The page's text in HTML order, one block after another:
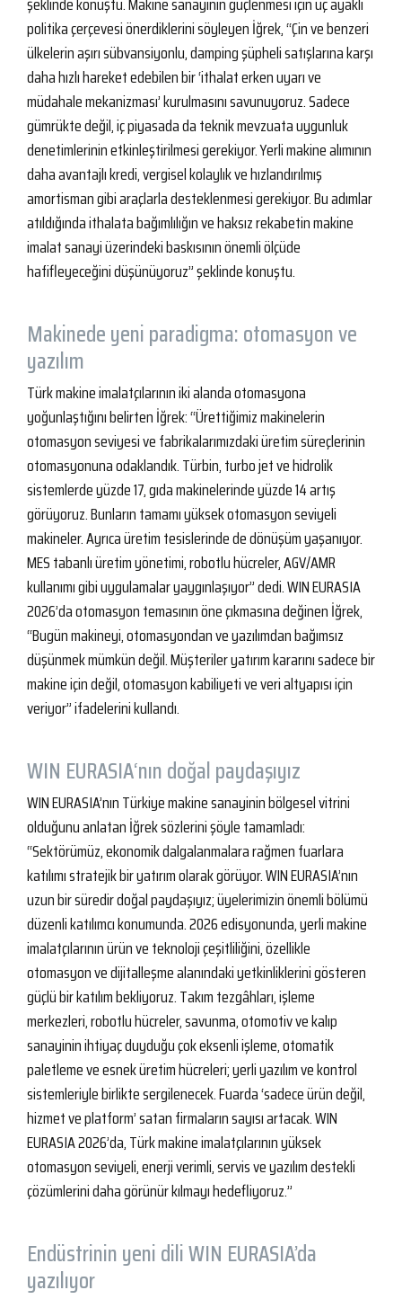
politika çerçevesi önerdiklerini söyleyen İğrek, “Çin ve benzeri
ülkelerin aşırı sübvansiyonlu, damping şüpheli satışlarına karşı
daha hızlı hareket edebilen bir ‘ithalat erken uyarı ve
müdahale mekanizması’ kurulmasını savunuyoruz. Sadece
gümrükte değil, iç piyasada da teknik mevzuata uygunluk
denetimlerinin etkinleştirilmesi gerekiyor. Yerli makine alımının
daha avantajlı kredi, vergisel kolaylık ve hızlandırılmış
amortisman gibi araçlarla desteklenmesi gerekiyor. Bu adımlar
atıldığında ithalata bağımlılığın ve haksız rekabetin makine
imalat sanayi üzerindeki baskısının önemli ölçüde
hafifleyeceğini düşünüyoruz” şeklinde konuştu.
Makinede yeni paradigma: otomasyon ve
yazılım
Türk makine imalatçılarının iki alanda otomasyona
yoğunlaştığını belirten İğrek: “Ürettiğimiz makinelerin
otomasyon seviyesi ve fabrikalarımızdaki üretim süreçlerinin
otomasyonuna odaklandık. Türbin, turbo jet ve hidrolik
sistemlerde yüzde 17, gıda makinelerinde yüzde 14 artış
görüyoruz. Bunların tamamı yüksek otomasyon seviyeli
makineler. Ayrıca üretim tesislerinde de dönüşüm yaşanıyor.
MES tabanlı üretim yönetimi, robotlu hücreler, AGV/AMR
kullanımı gibi uygulamalar yaygınlaşıyor” dedi. WIN EURASIA
2026’da otomasyon temasının öne çıkmasına değinen İğrek,
“Bugün makineyi, otomasyondan ve yazılımdan bağımsız
düşünmek mümkün değil. Müşteriler yatırım kararını sadece bir
makine için değil, otomasyon kabiliyeti ve veri altyapısı için
veriyor” ifadelerini kullandı.
WIN EURASIA‘nın doğal paydaşıyız
WIN EURASIA’nın Türkiye makine sanayinin bölgesel vitrini
olduğunu anlatan İğrek sözlerini şöyle tamamladı:
“Sektörümüz, ekonomik dalgalanmalara rağmen fuarlara
katılımı stratejik bir yatırım olarak görüyor. WIN EURASIA’nın
uzun bir süredir doğal paydaşıyız; üyelerimizin önemli bölümü
düzenli katılımcı konumunda. 2026 edisyonunda, yerli makine
imalatçılarının ürün ve teknoloji çeşitliliğini, özellikle
otomasyon ve dijitalleşme alanındaki yetkinliklerini gösteren
güçlü bir katılım bekliyoruz. Takım tezgâhları, işleme
merkezleri, robotlu hücreler, savunma, otomotiv ve kalıp
sanayinin ihtiyaç duyduğu çok eksenli işleme, otomatik
paletleme ve esnek üretim hücreleri; yerli yazılım ve kontrol
sistemleriyle birlikte sergilenecek. Fuarda ‘sadece ürün değil,
hizmet ve platform’ satan firmaların sayısı artacak. WIN
EURASIA 2026’da, Türk makine imalatçılarının yüksek
otomasyon seviyeli, enerji verimli, servis ve yazılım destekli
çözümlerini daha görünür kılmayı hedefliyoruz.”
Endüstrinin yeni dili WIN EURASIA’da
yazılıyor